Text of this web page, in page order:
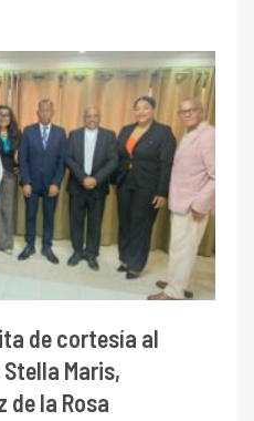
de cortesía al
Maris,
de la Rosa